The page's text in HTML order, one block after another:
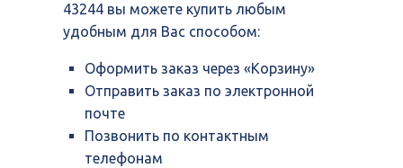
43244 вы можете купить любым
удобным для Вас способом:
Оформить заказ через «Корзину»
Отправить заказ по электронной
почте
Позвонить по контактным
телефонам